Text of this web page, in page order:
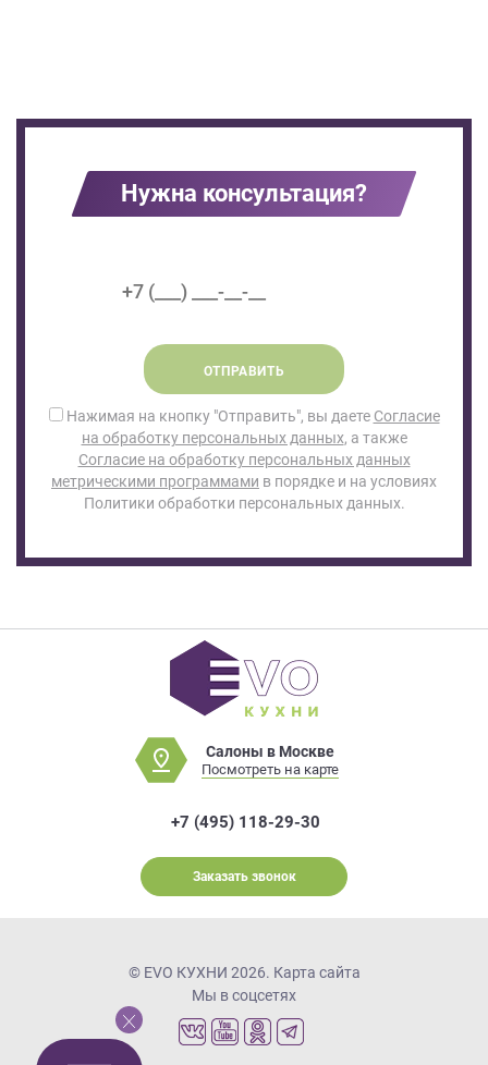
Нужна консультация?
ОТПРАВИТЬ
Нажимая на кнопку "Отправить", вы даете Согласие
на обработку персональных данных, а также
Согласие на обработку персональных данных
метрическими программами в порядке и на условиях
Политики обработки персональных данных.
Салоны в Москве
Посмотреть на карте
+7 (495) 118-29-30
Заказать звонок
© EVO КУХНИ 2026. Карта сайта
Мы в соцсетях